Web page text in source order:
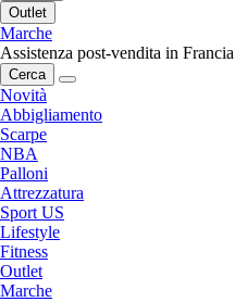
Outlet
Marche
Assistenza post-vendita in Francia
Cerca
Novità
Abbigliamento
Scarpe
NBA
Palloni
Attrezzatura
Sport US
Lifestyle
Fitness
Outlet
Marche